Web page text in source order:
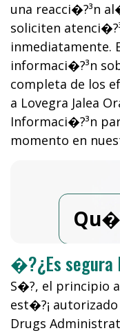
una reacci�?³n
soliciten
inmediatamente.
informaci�?³n
completa de los
a Lovegra Jalea
Informaci�?³n
momento en
�?¿Es segura
S�?­, el principio
est�?¡
Drugs